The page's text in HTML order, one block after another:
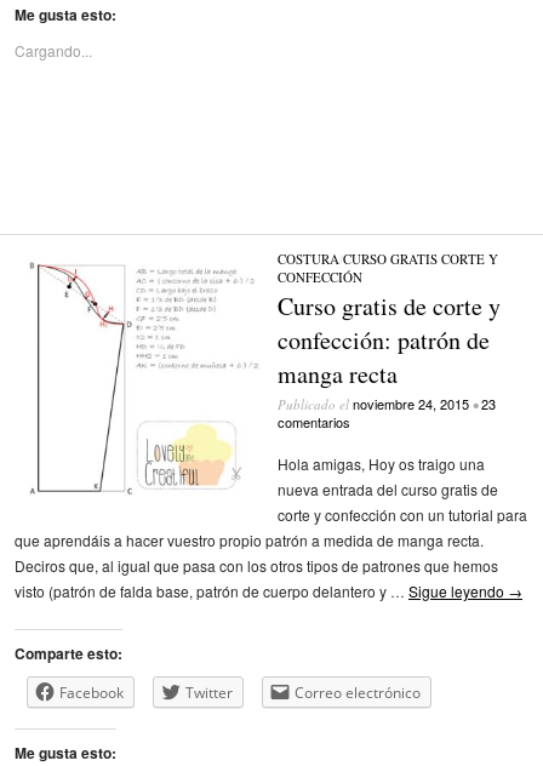
Me gusta esto:
Cargando...
COSTURA/CURSO GRATIS CORTE Y
CONFECCIÓN
Curso gratis de corte y
confección: patrón de
manga recta
Publicado el noviembre 24, 2015 •23
comentarios
Hola amigas, Hoy os traigo una
nueva entrada del curso gratis de
corte y confección con un tutorial para
que aprendáis a hacer vuestro propio patrón a medida de manga recta.
Deciros que, al igual que pasa con los otros tipos de patrones que hemos
visto (patrón de falda base, patrón de cuerpo delantero y … Sigue leyendo →
Comparte esto:
Facebook Twitter Correo electrónico
Me gusta esto: